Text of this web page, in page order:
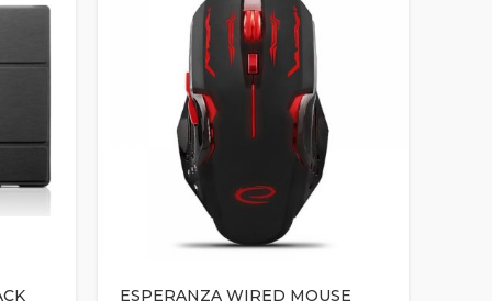
ESPERANZA WIRED MOUSE